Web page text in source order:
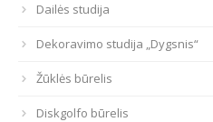
Dailės studija
Dekoravimo studija „Dygsnis“
Žūklės būrelis
Diskgolfo būrelis